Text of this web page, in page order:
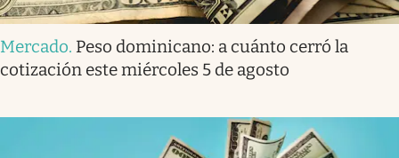
Mercado. Peso dominicano: a cuánto cerró la
cotización este miércoles 5 de agosto